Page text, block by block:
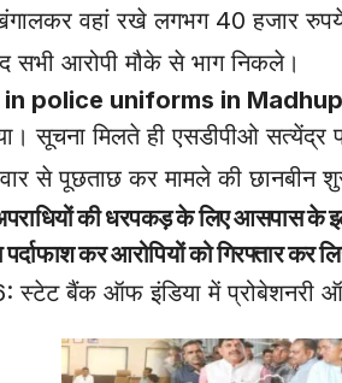
खंगालकर वहां रखे लगभग 40 हजार
सभी आरोपी मौके से भाग निकले।
police uniforms in
मिलते ही एसडीपीओ सत्येंद्र
से पूछताछ कर मामले की छानबीन
की धरपकड़ के लिए आसपास के
कर आरोपियों को गिरफ्तार कर
बैंक ऑफ इंडिया में प्रोबेशनरी